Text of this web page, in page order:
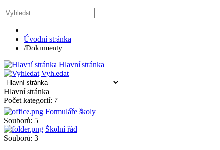
Úvodní stránka
/Dokumenty
Hlavní stránka
Vyhledat
Hlavní stránka
Počet kategorií: 7
Formuláře školy
Souborů: 5
Školní řád
Souborů: 3